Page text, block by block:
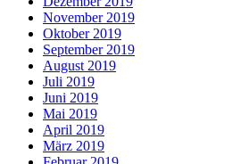
November 2019
Oktober 2019
September 2019
August 2019
Juli 2019
Juni 2019
Mai 2019
April 2019
März 2019